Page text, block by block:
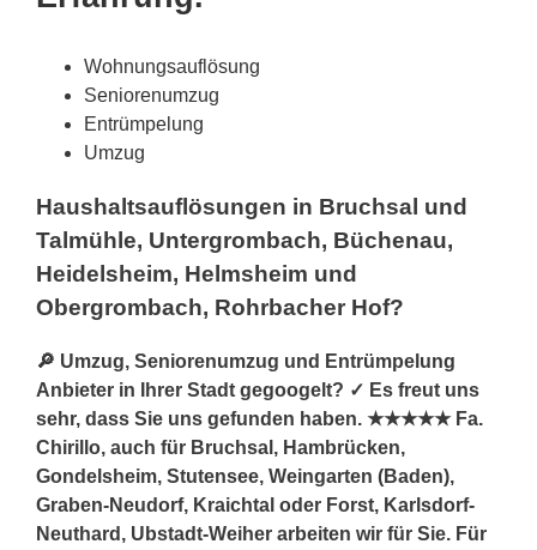
Wohnungsauflösung
Seniorenumzug
Entrümpelung
Umzug
Haushaltsauflösungen in Bruchsal und
Talmühle, Untergrombach, Büchenau,
Heidelsheim, Helmsheim und
Obergrombach, Rohrbacher Hof?
🔎 Umzug, Seniorenumzug und Entrümpelung
Anbieter in Ihrer Stadt gegoogelt? ✓ Es freut uns
sehr, dass Sie uns gefunden haben. ★★★★★ Fa.
Chirillo, auch für Bruchsal, Hambrücken,
Gondelsheim, Stutensee, Weingarten (Baden),
Graben-Neudorf, Kraichtal oder Forst, Karlsdorf-
Neuthard, Ubstadt-Weiher arbeiten wir für Sie. Für